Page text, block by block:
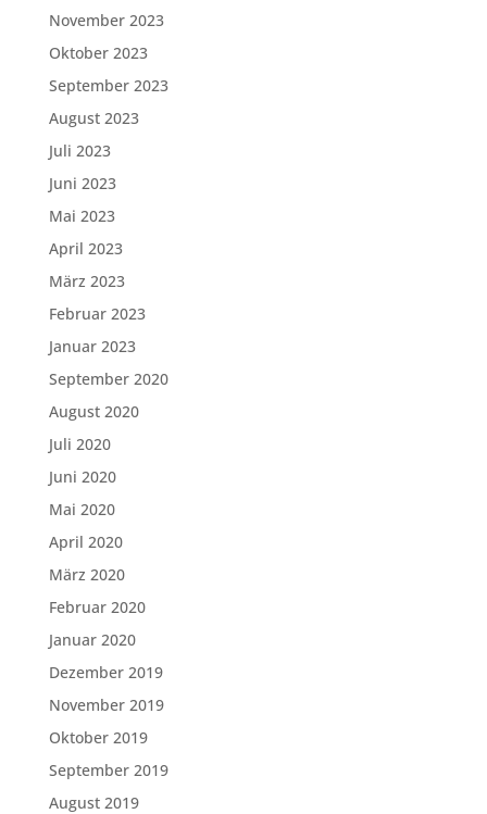
November 2023
Oktober 2023
September 2023
August 2023
Juli 2023
Juni 2023
Mai 2023
April 2023
März 2023
Februar 2023
Januar 2023
September 2020
August 2020
Juli 2020
Juni 2020
Mai 2020
April 2020
März 2020
Februar 2020
Januar 2020
Dezember 2019
November 2019
Oktober 2019
September 2019
August 2019